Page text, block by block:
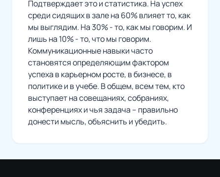
Подтверждает это и статистика. На успех
среди сидящих в зале на 60% влияет то, как
мы выглядим. На 30% - то, как мы говорим. И
лишь на 10% - то, что мы говорим.
Коммуникационные навыки часто
становятся определяющим фактором
успеха в карьерном росте, в бизнесе, в
политике и в учебе. В общем, всем тем, кто
выступает на совещаниях, собраниях,
конференциях и чья задача – правильно
донести мысль, объяснить и убедить.